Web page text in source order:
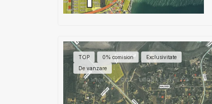
TOP 0% comision
Exclusivitate
De vanzare